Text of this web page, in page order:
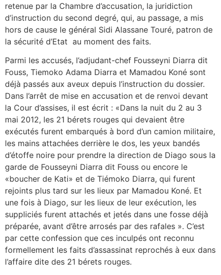
retenue par la Chambre d’accusation, la juridiction
d’instruction du second degré, qui, au passage, a mis
hors de cause le général Sidi Alassane Touré, patron de
la sécurité d’Etat au moment des faits.
Parmi les accusés, l’adjudant-chef Fousseyni Diarra dit
Fouss, Tiemoko Adama Diarra et Mamadou Koné sont
déjà passés aux aveux depuis l’instruction du dossier.
Dans l’arrêt de mise en accusation et de renvoi devant
la Cour d’assises, il est écrit : «Dans la nuit du 2 au 3
mai 2012, les 21 bérets rouges qui devaient être
exécutés furent embarqués à bord d’un camion militaire,
les mains attachées derrière le dos, les yeux bandés
d’étoffe noire pour prendre la direction de Diago sous la
garde de Fousseyni Diarra dit Fouss ou encore le
«boucher de Kati» et de Tiémoko Diarra, qui furent
rejoints plus tard sur les lieux par Mamadou Koné. Et
une fois à Diago, sur les lieux de leur exécution, les
suppliciés furent attachés et jetés dans une fosse déjà
préparée, avant d’être arrosés par des rafales ». C’est
par cette confession que ces inculpés ont reconnu
formellement les faits d’assassinat reprochés à eux dans
l’affaire dite des 21 bérets rouges.